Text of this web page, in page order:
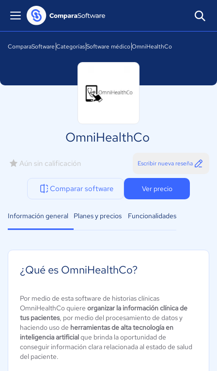
ComparaSoftware CategoríasSoftware médicoOmniHealthCo
OmniHealthCo
Aún sin calificación Escribir nueva reseña
Comparar software Ver precio
Información general Planes y precios Funcionalidades
¿Qué es OmniHealthCo?
Por medio de esta software de historias clínicas
OmniHealthCo quiere organizar la información clínica de
tus pacientes, por medio del procesamiento de datos y
haciendo uso de herramientas de alta tecnología en
inteligencia artificialque brinda la oportunidad de
conseguir información clara relacionada al estado de salud
del paciente.